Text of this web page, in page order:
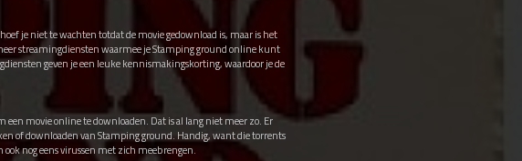
je niet te wachten totdat de movie gedownload is, maar is het
streamingdiensten waarmee je Stamping ground online kunt
geven je een leuke kennismakingskorting, waardoor je de
een movie online te downloaden. Dat is al lang niet meer zo. Er
of downloaden van Stamping ground. Handig, want die torrents
nog eens virussen met zich meebrengen.